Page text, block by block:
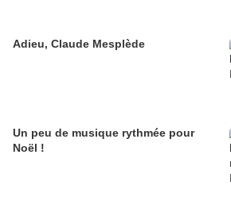
Adieu, Claude Mesplède
Un peu de musique rythmée pour
Noël !